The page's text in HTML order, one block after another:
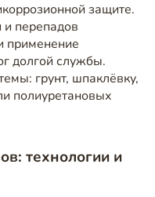
защите.
перепадов
применение
долгой службы.
грунт, шпаклёвку,
полиуретановых
технологии и